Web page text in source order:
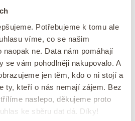
Potřebujeme k tomu ale
víme, co se našim
ne. Data nám pomáhají
se vám pohodlněji nakupovalo. A
jen těm, kdo o ni stojí a
ty, kteří o nás nemají zájem. Bez
naslepo, děkujeme proto
ke sběru dat dá. Díky!
Autor: lucie /0 komentářů
a zdravá. Taková je fazolová
Vyzkoušejte tento jednoduchý